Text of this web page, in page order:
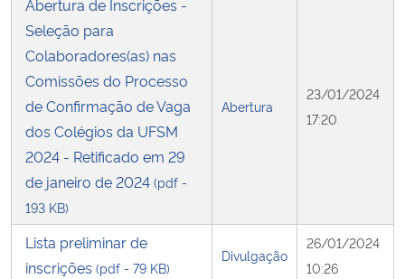
Secretaria-Geral
Secretaria de Governo
Gabinete de Segurança Institucional
Advocacia-Geral da União
Abertura de Inscrições -
Seleção para
Colaboradores(as) nas
Comissões do Processo
de Confirmação de Vaga
dos Colégios da UFSM
2024 - Retificado em 29
de janeiro de 2024 (pdf -
193 KB)
Abertura
23/01/2024
17:20
Lista preliminar de
inscrições (pdf - 79 KB)
Divulgação
26/01/2024
10:26